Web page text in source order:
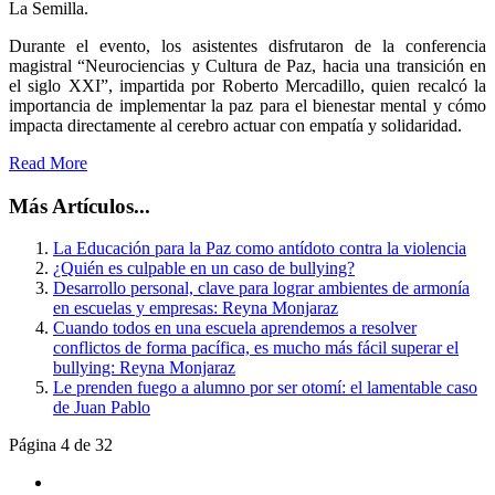
La Semilla.
Durante el evento, los asistentes disfrutaron de la conferencia
magistral “Neurociencias y Cultura de Paz, hacia una transición en
el siglo XXI”, impartida por Roberto Mercadillo, quien recalcó la
importancia de implementar la paz para el bienestar mental y cómo
impacta directamente al cerebro actuar con empatía y solidaridad.
Read More
Más Artículos...
La Educación para la Paz como antídoto contra la violencia
¿Quién es culpable en un caso de bullying?
Desarrollo personal, clave para lograr ambientes de armonía
en escuelas y empresas: Reyna Monjaraz
Cuando todos en una escuela aprendemos a resolver
conflictos de forma pacífica, es mucho más fácil superar el
bullying: Reyna Monjaraz
Le prenden fuego a alumno por ser otomí: el lamentable caso
de Juan Pablo
Página 4 de 32